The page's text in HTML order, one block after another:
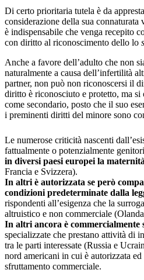
Di certo prioritaria tutela è da
considerazione della sua
è indispensabile che venga recepito
con diritto al riconoscimento dello lo
Anche a favore dell’adulto che non
naturalmente a causa dell’infertilità
partner, non può non riconoscersi il
diritto è riconosciuto e protetto, ma
come secondario, posto che il suo
i preminenti diritti del minore sono
Le numerose criticità nascenti
fattualmente o potenzialmente
in diversi paesi europei la
Francia e Svizzera).
In altri è autorizzata se però
condizioni predeterminate dalla
rispondenti all’esigenza che la
altruistico e non commerciale
In altri ancora è commercialmente
specializzate che prestano attività di
tra le parti interessate (Russia e
nord americani in cui è autorizzata
sfruttamento commerciale.